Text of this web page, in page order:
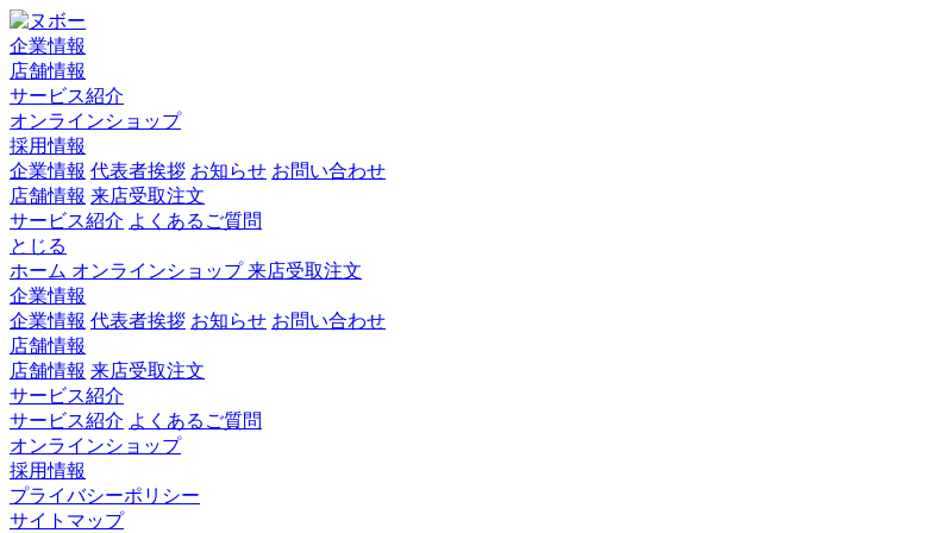
企業情報
店舗情報
サービス紹介
オンラインショップ
採用情報
企業情報 代表者挨拶 お知らせ お問い合わせ
店舗情報 来店受取注文
サービス紹介 よくあるご質問
とじる
ホーム オンラインショップ来店受取注文
企業情報
企業情報 代表者挨拶 お知らせ お問い合わせ
店舗情報
店舗情報 来店受取注文
サービス紹介
サービス紹介 よくあるご質問
オンラインショップ
採用情報
プライバシーポリシー
サイトマップ